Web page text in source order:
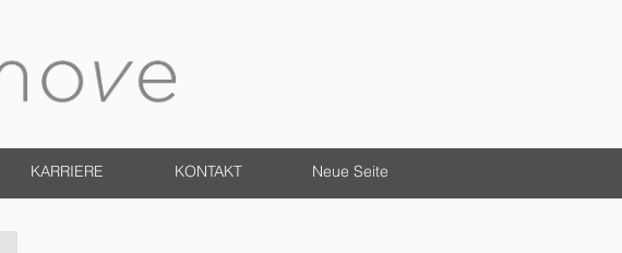
KARRIERE KONTAKT Neue Seite